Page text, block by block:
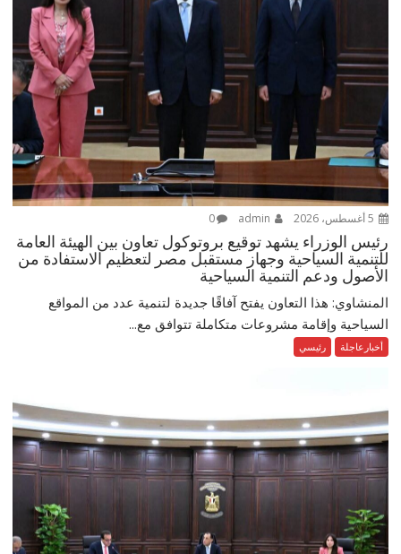
0
رئيس الوزراء يشهد توقيع بروتوكول تعاون بين الهيئة العامة
للتنمية السياحية وجهاز مستقبل مصر لتعظيم الاستفادة من
الأصول ودعم التنمية السياحية
المنشاوي: هذا التعاون يفتح آفاقًا جديدة لتنمية عدد من المواقع
السياحية وإقامة مشروعات متكاملة تتوافق مع...
أخبارعاجلة رئيسي